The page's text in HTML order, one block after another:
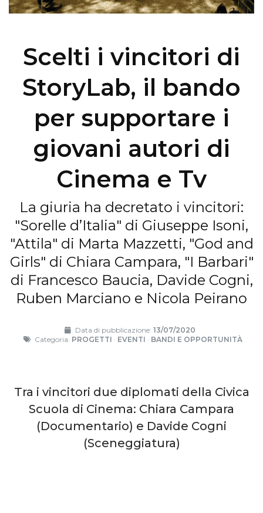
Scelti i vincitori di
StoryLab, il bando
per supportare i
giovani autori di
Cinema e Tv
La giuria ha decretato i vincitori:
"Sorelle d’Italia" di Giuseppe Isoni,
"Attila" di Marta Mazzetti, "God and
Girls" di Chiara Campara, "I Barbari"
di Francesco Baucia, Davide Cogni,
Ruben Marciano e Nicola Peirano
Data di pubblicazione:13/07/2020
Categoria: PROGETTI · EVENTI · BANDI E OPPORTUNITÀ
Tra i vincitori due diplomati della Civica
Scuola di Cinema: Chiara Campara
(Documentario) e Davide Cogni
(Sceneggiatura)